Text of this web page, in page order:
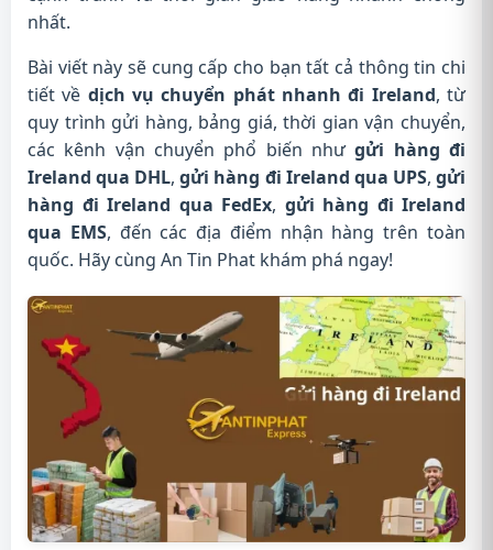
nhất.
Bài viết này sẽ cung cấp cho bạn tất cả thông tin chi
tiết về dịch vụ chuyển phát nhanh đi Ireland, từ
quy trình gửi hàng, bảng giá, thời gian vận chuyển,
các kênh vận chuyển phổ biến nhưgửi hàng đi
Ireland qua DHL,gửi hàng đi Ireland qua UPS,gửi
hàng đi Ireland qua FedEx, gửi hàng đi Ireland
qua EMS, đến các địa điểm nhận hàng trên toàn
quốc. Hãy cùng An Tin Phat khám phá ngay!